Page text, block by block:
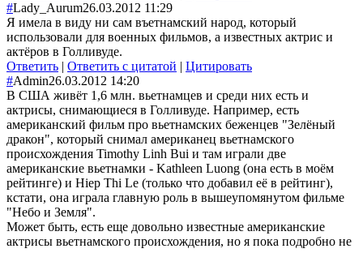
#Lady_Aurum26.03.2012 11:29
Я имела в виду ни сам въетнамский народ, который
использовали для военных фильмов, а известных актрис и
актёров в Голливуде.
Ответить | Ответить с цитатой | Цитировать
#Admin26.03.2012 14:20
В США живёт 1,6 млн. вьетнамцев и среди них есть и
актрисы, снимающиеся в Голливуде. Например, есть
американский фильм про вьетнамских беженцев "Зелёный
дракон", который снимал американец вьетнамского
происхождения Timothy Linh Bui и там играли две
американские вьетнамки - Kathleen Luong (она есть в моём
рейтинге) и Hiep Thi Le (только что добавил её в рейтинг),
кстати, она играла главную роль в вышеупомянутом фильме
"Небо и Земля".
Может быть, есть еще довольно известные американские
актрисы вьетнамского происхождения, но я пока подробно не